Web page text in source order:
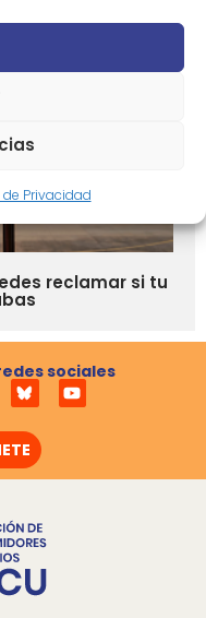
de Privacidad
reclamar si tu
sociales